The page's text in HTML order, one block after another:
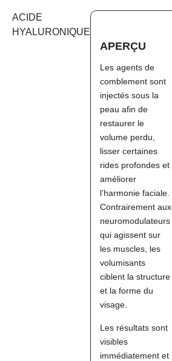
ACIDE
HYALURONIQUE
APERÇU
Les agents de
comblement sont
injectés sous la
peau afin de
restaurer le
volume perdu,
lisser certaines
rides profondes et
améliorer
l’harmonie faciale.
Contrairement aux
neuromodulateurs
qui agissent sur
les muscles, les
volumisants
ciblent la structure
et la forme du
visage.
Les résultats sont
visibles
immédiatement et